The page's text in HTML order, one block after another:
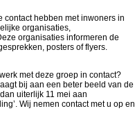
contact hebben met inwoners in
organisaties,
organisaties informeren de
posters of flyers.
met deze groep in contact?
bij aan een beter beeld van de
uiterlijk 11 mei aan
Wij nemen contact met u op en